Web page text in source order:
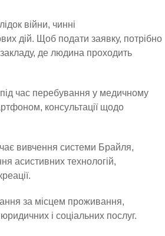
війни, чинні
дій. Щоб подати заявку, потрібно
де людина проходить
час перебування у медичному
консультації щодо
вивчення системи Брайля,
асистивних технологій,
за місцем проживання,
і соціальних послуг.